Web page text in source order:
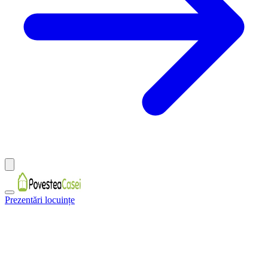
Prezentări locuințe